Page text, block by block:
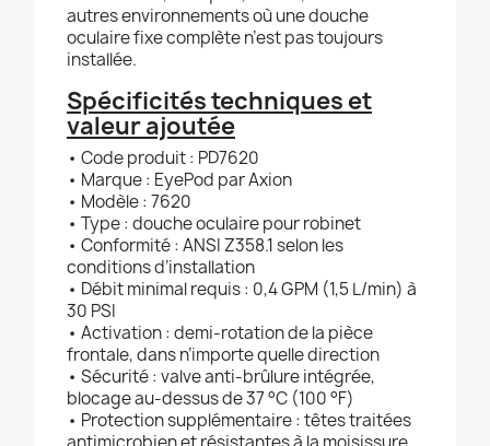
autres environnements où une douche
oculaire fixe complète n’est pas toujours
installée.
Spécificités techniques et
valeur ajoutée
• Code produit : PD7620
• Marque : EyePod par Axion
• Modèle : 7620
• Type : douche oculaire pour robinet
• Conformité : ANSI Z358.1 selon les
conditions d’installation
• Débit minimal requis : 0,4 GPM (1,5 L/min) à
30 PSI
• Activation : demi-rotation de la pièce
frontale, dans n’importe quelle direction
• Sécurité : valve anti-brûlure intégrée,
blocage au-dessus de 37 °C (100 °F)
• Protection supplémentaire : têtes traitées